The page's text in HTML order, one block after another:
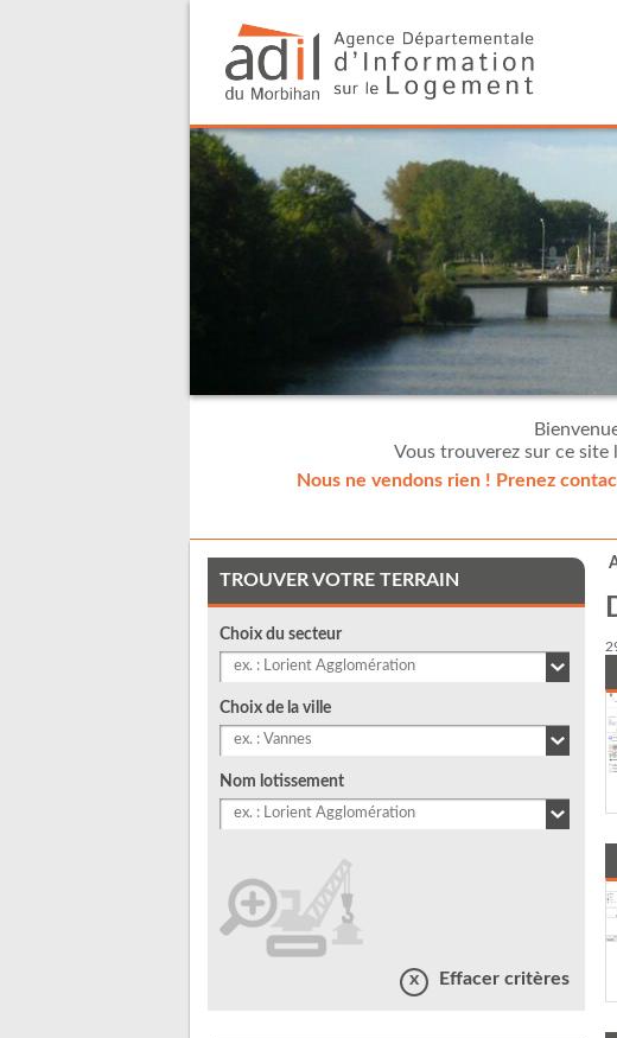
Vous trouverez sur ce site
Nous ne vendons rien ! Prenez
TROUVER VOTRE TERRAIN
Choix du secteur
Choix de la ville
Nom lotissement
Effacer critères